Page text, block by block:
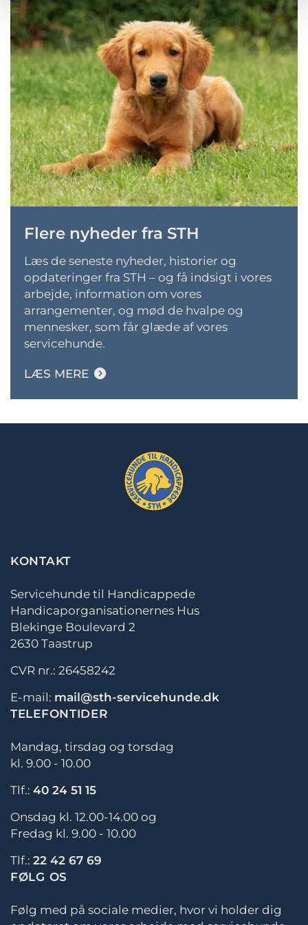
Flere nyheder fra STH
L æs de seneste nyheder, historier og
opdateringer fra STH – og få indsigt i vores
arbejde, information om vores
arrangementer, og mød de hvalpe og
mennesker, som får glæde af vores
servicehunde.
LÆS MERE
KONTAKT
Servicehunde til Handicappede
Handicaporganisationernes Hus
Blekinge Boulevard 2
2630 Taastrup
CVR nr.: 26458242
E-mail: mail@sth-servicehunde.dk
TELEFONTIDER
Mandag, tirsdag og torsdag
kl. 9.00 - 10.00
Tlf.: 40 24 51 15
Onsdag kl. 12.00-14.00 og
Fredag kl. 9.00 - 10.00
Tlf.: 22 42 67 69
FØLG OS
Følg med på sociale medier, hvor vi holder dig